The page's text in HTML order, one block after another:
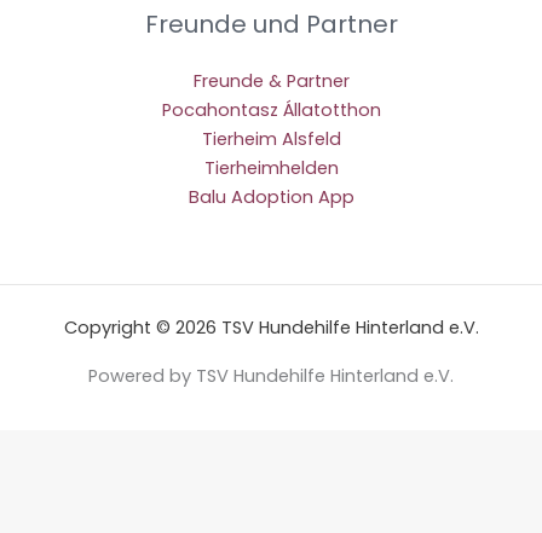
Freunde und Partner
Freunde & Partner
Pocahontasz Állatotthon
Tierheim Alsfeld
Tierheimhelden
Balu Adoption App
Copyright © 2026 TSV Hundehilfe Hinterland e.V.
Powered by TSV Hundehilfe Hinterland e.V.